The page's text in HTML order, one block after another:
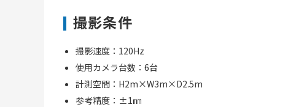
撮影条件
撮影速度：120Hz
使用カメラ台数：6台
計測空間：H2m×W3m×D2.5m
参考精度：±1㎜